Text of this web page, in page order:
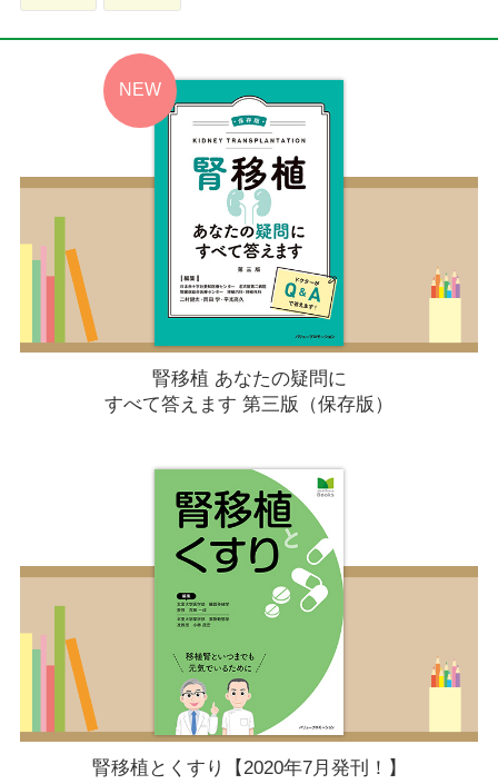
腎移植 あなたの疑問に
すべて答えます 第三版（保存版）
腎移植とくすり【2020年7月発刊！】